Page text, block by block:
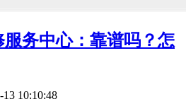
务中心：靠谱吗？怎
10:10:48